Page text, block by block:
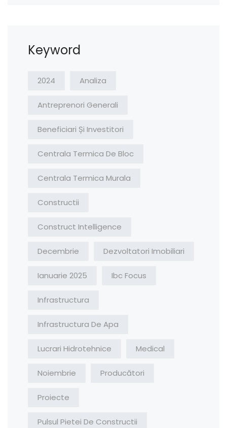
Keyword
2024 Analiza
Antreprenori Generali
Beneficiari Și Investitori
Centrala Termica De Bloc
Centrala Termica Murala
Constructii
Construct Intelligence
Decembrie Dezvoltatori Imobiliari
Ianuarie 2025 Ibc Focus
Infrastructura
Infrastructura De Apa
Lucrari Hidrotehnice Medical
Noiembrie Producători
Proiecte
Pulsul Pietei De Constructii